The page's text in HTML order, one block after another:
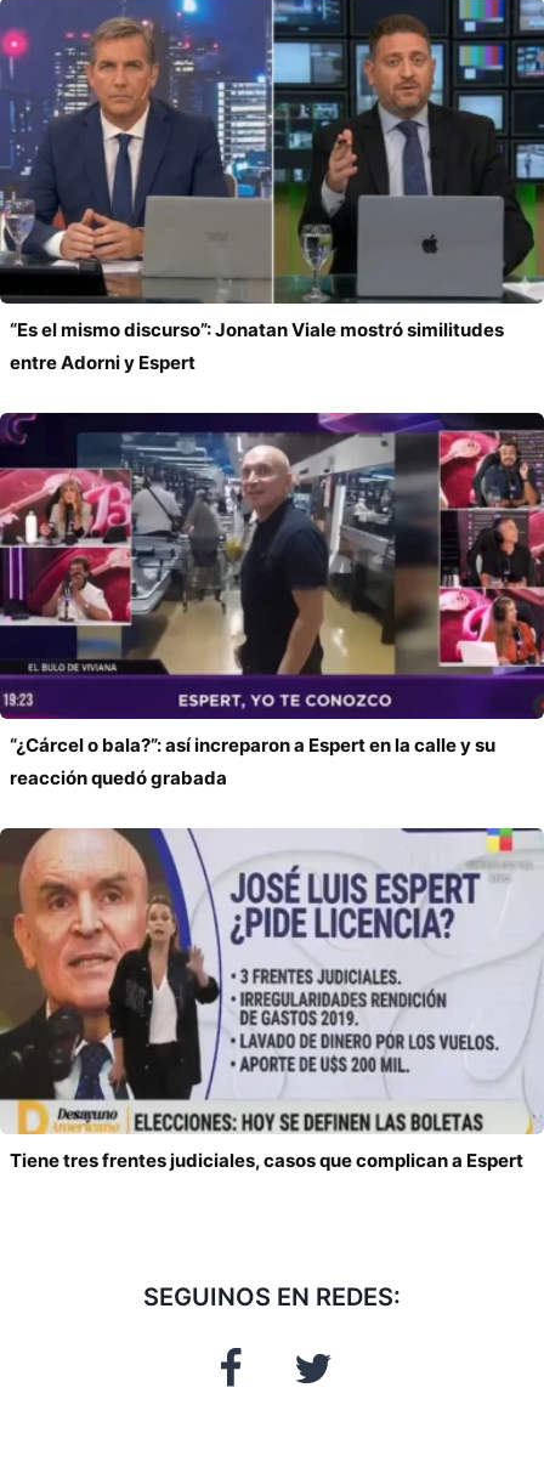
“Es el mismo discurso”: Jonatan Viale mostró similitudes
entre Adorni y Espert
“¿Cárcel o bala?”: así increparon a Espert en la calle y su
reacción quedó grabada
Tiene tres frentes judiciales, casos que complican a Espert
SEGUINOS EN REDES: